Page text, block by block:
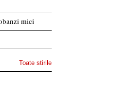
mici
Toate stirile